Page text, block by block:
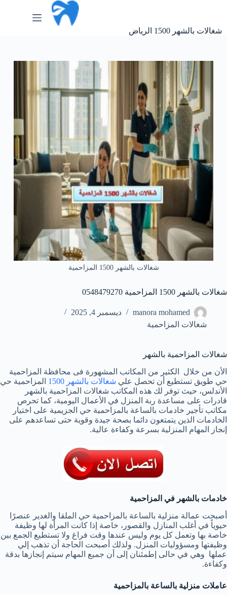
شغالات بالشهر 1500 الرياض
شغالات بالشهر 1500 المزاحمية
شغالات بالشهر 1500 المزاحمية 0548479270
manora mohamed
ديسمبر 4, 2025
شغالات المزاحمية
شغالات المزاحمية بالشهر
الأن من خلال الكثير من المكاتب المشهورة فى محافظة المزاحمية
حي طويق تستطيع أن تحصل علي شغالات بالشهر 1500
المزاحمية حي
الأندلس، حيث توفر لك هذه المكاتب شغالات المزاحمية بالشهر
قادرات على مساعدة ربة المنزل في الأعمال اليومية، كما تحرص
مكاتب تأجير خادمات بالساعة بالمزاحمية حي الجزيمية على اختيار
الخادمات الذين يتمتعون دائما بصحة جيدة وقوية حتى تساعدهم على
إنجاز المهام المنزلية بسرعة وكفاءة عالية.
خادمات بالشهر في المزاحمية
أصبحت عمالة منزلية بالساعة بالمزاحمية حي الملقا والغدير عنصرًا
حيوياً في أغلب المنازل والقصور، خاصة إذا كانت المرأة لها وظيفة
خاصة بها وتعمل كل يوم وليس عندها وقت فراغ ولا تستطيع الجمع بين
وظيفتها ومسؤوليات المنزل. ولذلك أصبحت الحاجة أن تذهب إلي
عملها وهي في حالى إطمئنان إلى أن جميع المهام سيتم إنجازها بدقة
وكفاءة.
عاملات منزلية بالساعة بالمزاحمية